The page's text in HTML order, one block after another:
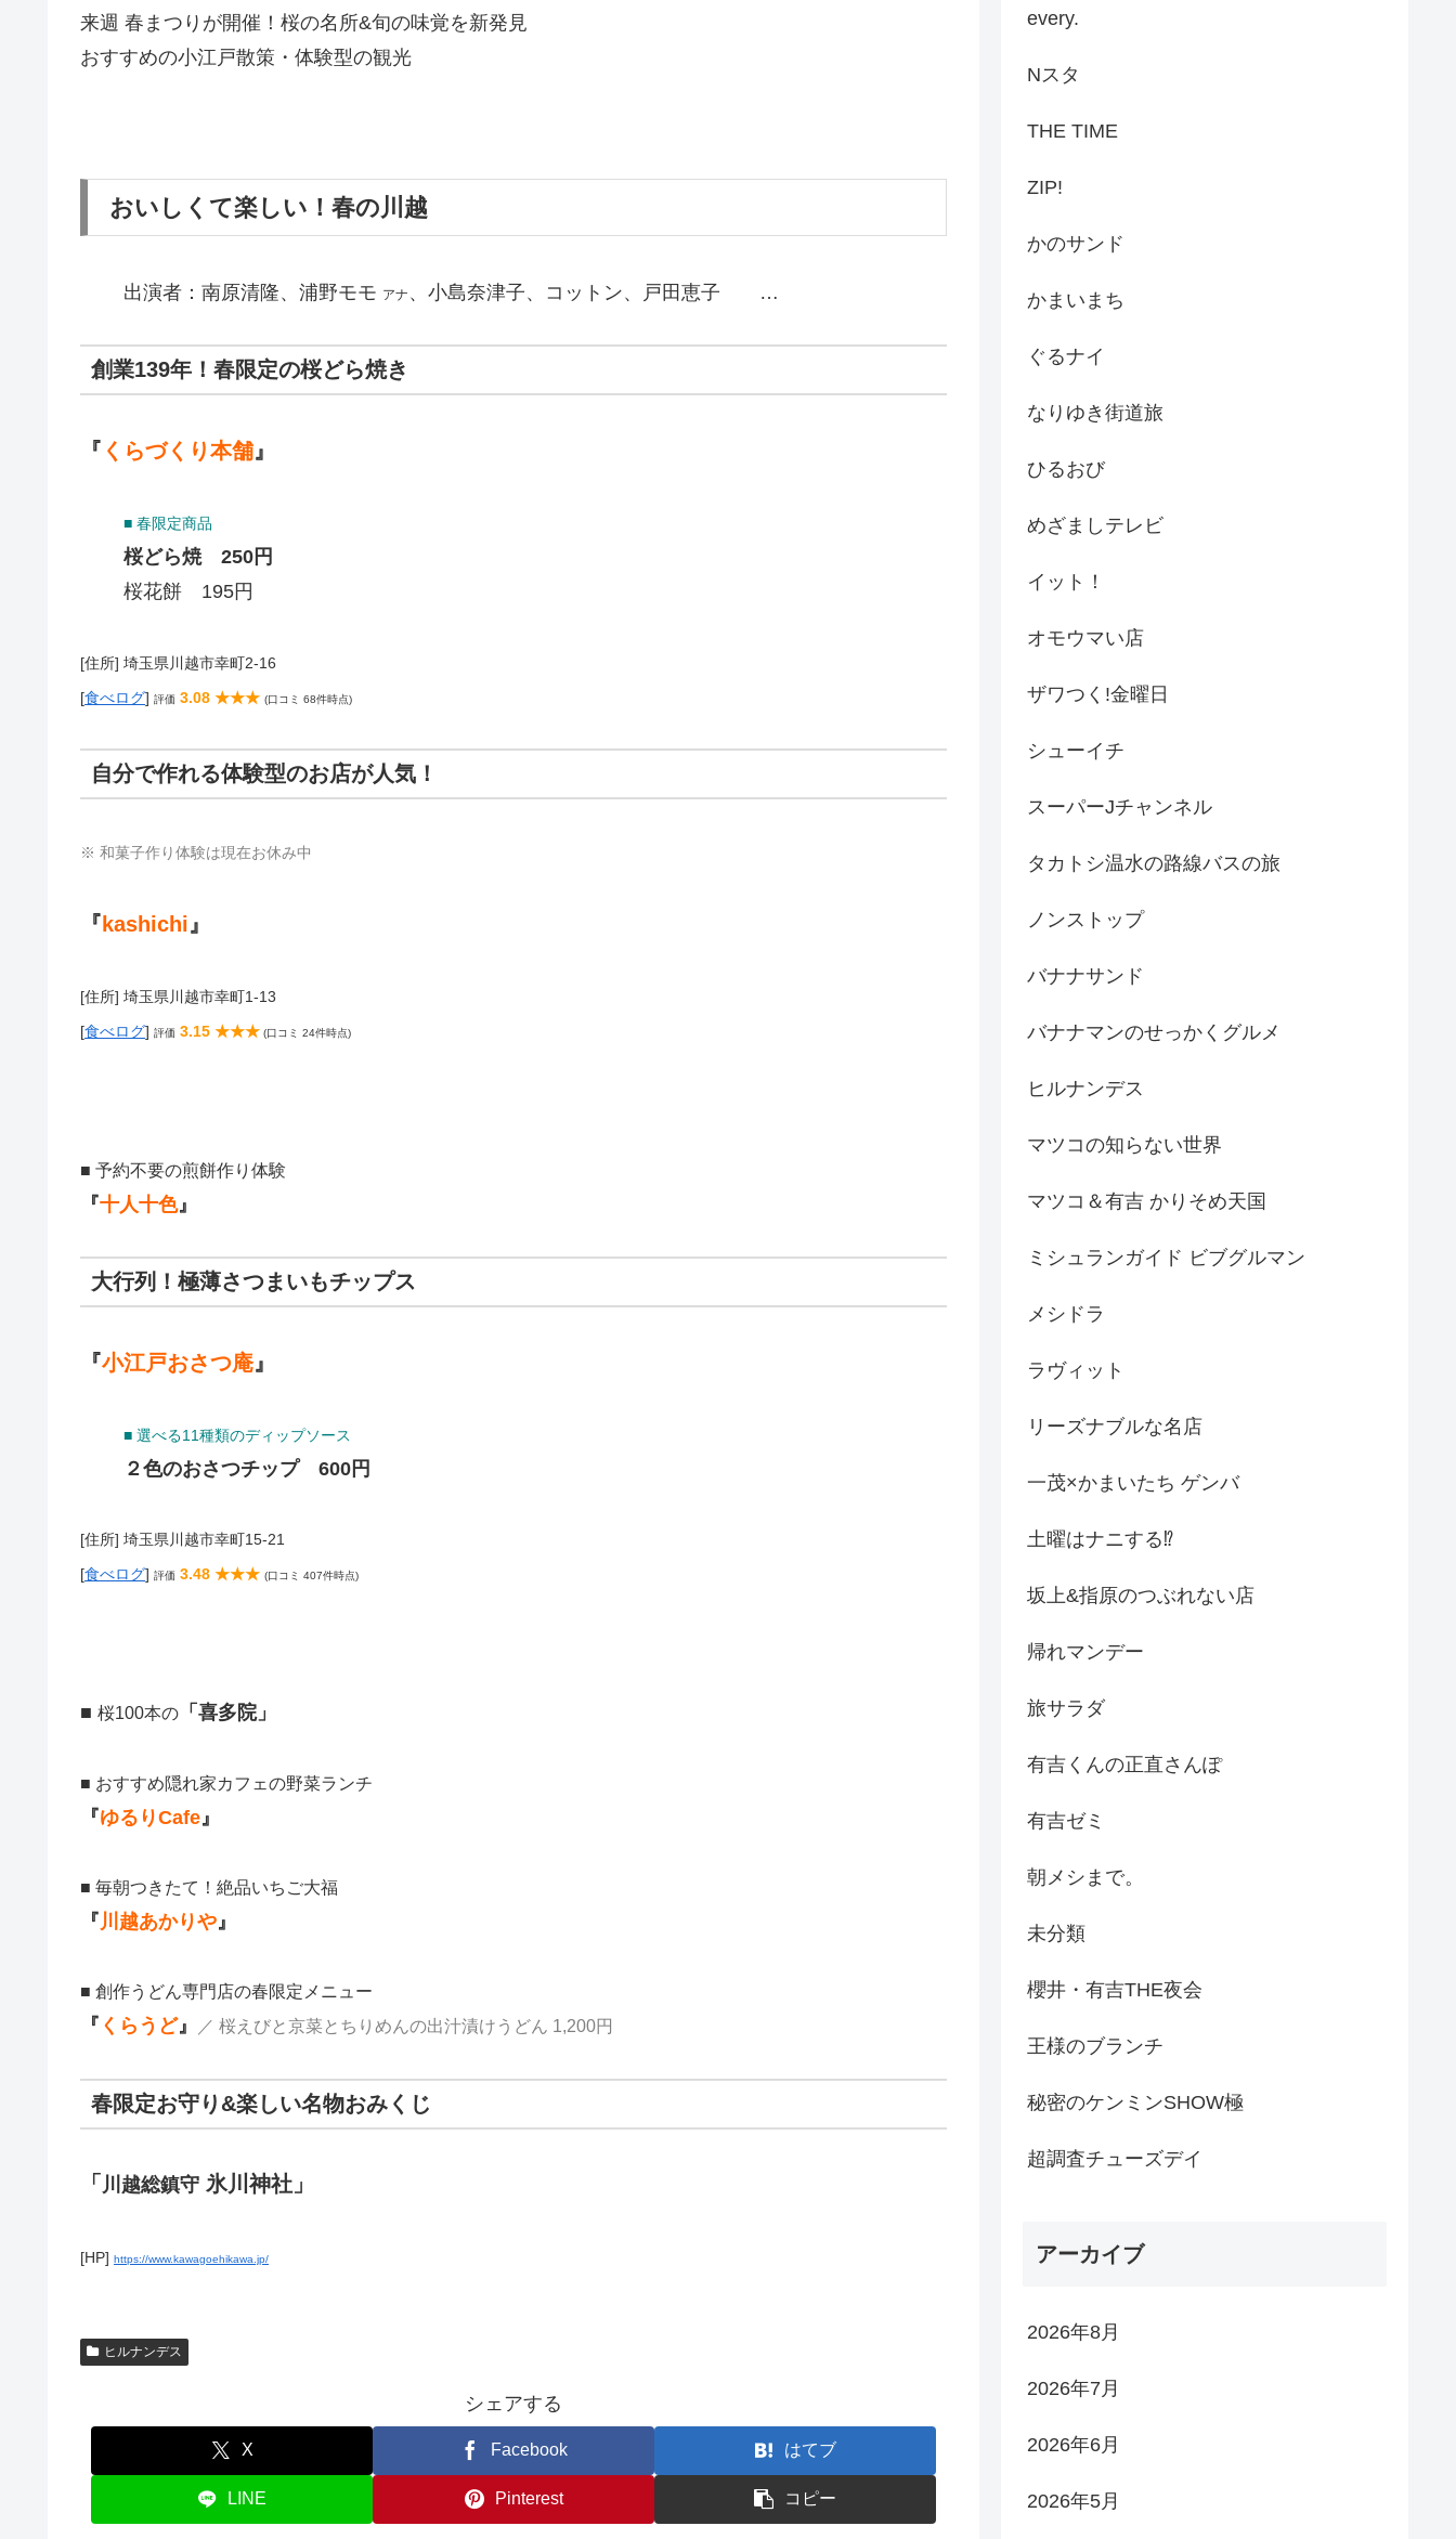
来週 春まつりが開催！桜の名所&旬の味覚を新発見
おすすめの小江戸散策・体験型の観光
おいしくて楽しい！春の川越
出演者：南原清隆、浦野モモ アナ 、小島奈津子、コットン、戸田恵子 …
創業139年！春限定の桜どら焼き
『 くらづくり本舗』
■ 春限定商品
桜どら焼 250円
桜花餅 195円
[住所] 埼玉県川越市幸町2-16
[食べログ] 評価 3.08 ★★★ (口コミ 68件時点)
自分で作れる体験型のお店が人気！
※ 和菓子作り体験は現在お休み中
『 kashichi』
[住所] 埼玉県川越市幸町1-13
[食べログ] 評価 3.15 ★★★ (口コミ 24件時点)
■ 予約不要の煎餅作り体験
『十人十色』
大行列！極薄さつまいもチップス
『小江戸おさつ庵』
■ 選べる11種類のディップソース
２色のおさつチップ 600円
[住所] 埼玉県川越市幸町15-21
[食べログ] 評価 3.48 ★★★ (口コミ 407件時点)
■ 桜100本の 「喜多院」
■ おすすめ隠れ家カフェの野菜ランチ
『ゆるりCafe 』
■ 毎朝つきたて！絶品いちご大福
『川越あかりや』
■ 創作うどん専門店の春限定メニュー
『 くらうど』 ／ 桜えびと京菜とちりめんの出汁漬けうどん 1,200円
春限定お守り&楽しい名物おみくじ
「 川越総鎮守 氷川神社」
[HP] https://www.kawagoehikawa.jp/
ヒルナンデス
シェアする
X Facebook はてブ
LINE Pinterest コピー
every.
Nスタ
THE TIME
ZIP!
かのサンド
かまいまち
ぐるナイ
なりゆき街道旅
ひるおび
めざましテレビ
イット！
オモウマい店
ザワつく!金曜日
シューイチ
スーパーJチャンネル
タカトシ温水の路線バスの旅
ノンストップ
バナナサンド
バナナマンのせっかくグルメ
ヒルナンデス
マツコの知らない世界
マツコ＆有吉 かりそめ天国
ミシュランガイド ビブグルマン
メシドラ
ラヴィット
リーズナブルな名店
一茂×かまいたち ゲンバ
土曜はナニする⁉
坂上&指原のつぶれない店
帰れマンデー
旅サラダ
有吉くんの正直さんぽ
有吉ゼミ
朝メシまで。
未分類
櫻井・有吉THE夜会
王様のブランチ
秘密のケンミンSHOW極
超調査チューズデイ
アーカイブ
2026年8月
2026年7月
2026年6月
2026年5月